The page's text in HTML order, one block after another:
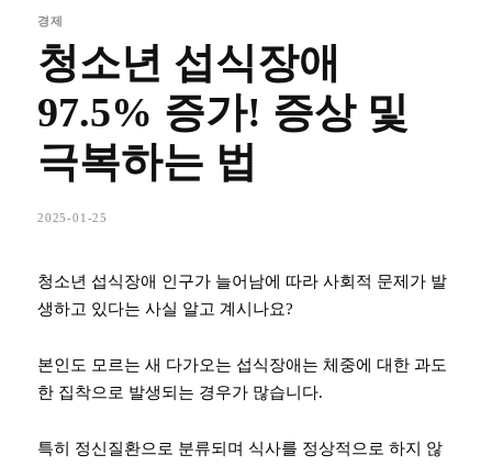
경제
청소년 섭식장애
97.5% 증가! 증상 및
극복하는 법
2025-01-25
청소년 섭식장애 인구가 늘어남에 따라 사회적 문제가 발
생하고 있다는 사실 알고 계시나요?
본인도 모르는 새 다가오는 섭식장애는 체중에 대한 과도
한 집착으로 발생되는 경우가 많습니다.
특히 정신질환으로 분류되며 식사를 정상적으로 하지 않